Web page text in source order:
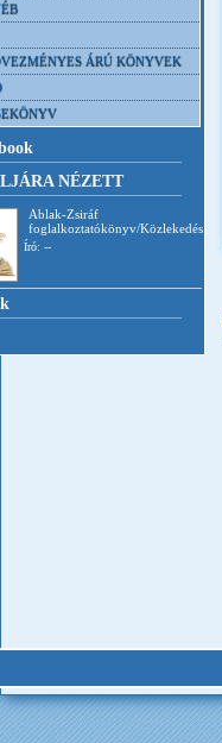
ÁRÚ KÖNYVEK
NÉZETT
Ablak-Zsiráf
foglalkoztatókönyv/Közlekedés
Író: --